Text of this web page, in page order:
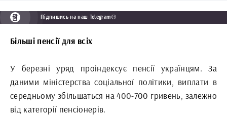
Підпишись на наш Telegram😉
Більші пенсії для всіх
У березні уряд проіндексує пенсії українцям. За
даними міністерства соціальної політики, виплати в
середньому збільшаться на 400-700 гривень, залежно
від категорії пенсіонерів.